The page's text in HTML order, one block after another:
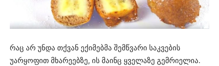
რაც არ უნდა თქვან ექიმებმა შემწვარი საკვების
უარყოფით მხარეებზე, ის მაინც ყველაზე გემრიელია.